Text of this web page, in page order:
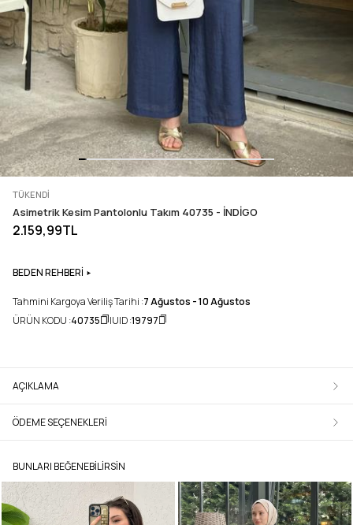
TÜKENDI
Asimetrik Kesim Pantolonlu Takım 40735 - İNDİGO
2.159,99TL
BEDEN REHBERİ
Tahmini Kargoya Veriliş Tarihi :7 Ağustos - 10 Ağustos
ÜRÜN KODU :40735 UID :19797
AÇIKLAMA
ÖDEME SEÇENEKLERI
BUNLARI BEĞENEBILIRSIN